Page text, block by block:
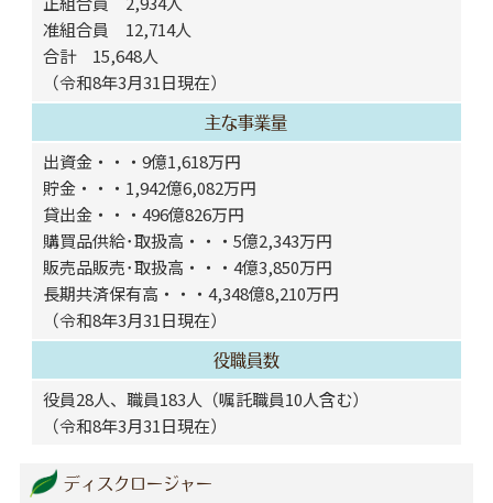
准組合員 12,714人
合計 15,648人
（令和8年3月31日現在）
主な事業量
出資金・・・9億1,618万円
貯金・・・1,942億6,082万円
貸出金・・・496億826万円
購買品供給･取扱高・・・5億2,343万円
販売品販売･取扱高・・・4億3,850万円
長期共済保有高・・・4,348億8,210万円
（令和8年3月31日現在）
役職員数
役員28人、職員183人（嘱託職員10人含む）
（令和8年3月31日現在）
ディスクロージャー